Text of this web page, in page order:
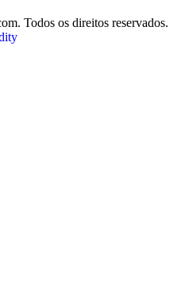
Todos os direitos reservados.